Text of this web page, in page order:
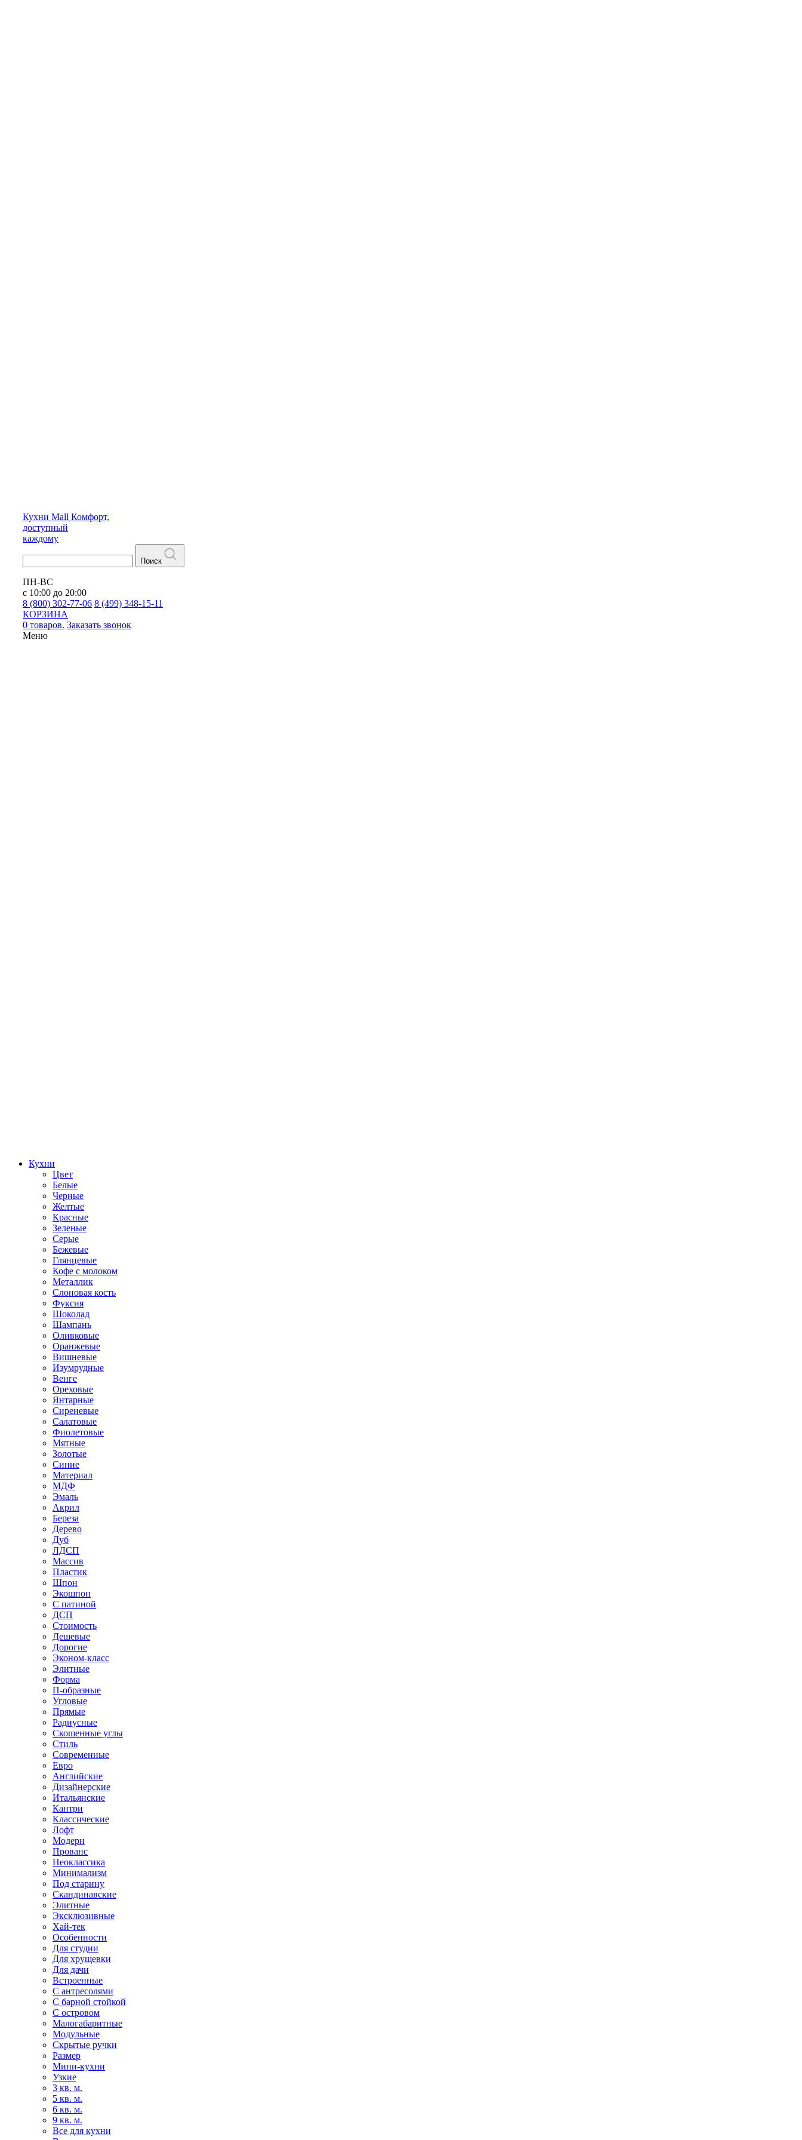
Кухни Mall Комфорт,
доступный
каждому
Поиск
ПН-ВС
с 10:00 до 20:00
8 (800) 302-77-06 8 (499) 348-15-11
КОРЗИНА
0 товаров. Заказать звонок
Меню
Кухни
Цвет
Белые
Черные
Желтые
Красные
Зеленые
Серые
Бежевые
Глянцевые
Кофе с молоком
Металлик
Слоновая кость
Фуксия
Шоколад
Шампань
Оливковые
Оранжевые
Вишневые
Изумрудные
Венге
Ореховые
Янтарные
Сиреневые
Салатовые
Фиолетовые
Мятные
Золотые
Синие
Материал
МДФ
Эмаль
Акрил
Береза
Дерево
Дуб
ЛДСП
Массив
Пластик
Шпон
Экошпон
С патиной
ДСП
Стоимость
Дешевые
Дорогие
Эконом-класс
Элитные
Форма
П-образные
Угловые
Прямые
Радиусные
Скошенные углы
Стиль
Современные
Евро
Английские
Дизайнерские
Итальянские
Кантри
Классические
Лофт
Модерн
Прованс
Неоклассика
Минимализм
Под старину
Скандинавские
Элитные
Эксклюзивные
Хай-тек
Особенности
Для студии
Для хрущевки
Для дачи
Встроенные
С антресолями
С барной стойкой
С островом
Малогабаритные
Модульные
Скрытые ручки
Размер
Мини-кухни
Узкие
3 кв. м.
5 кв. м.
6 кв. м.
9 кв. м.
Все для кухни